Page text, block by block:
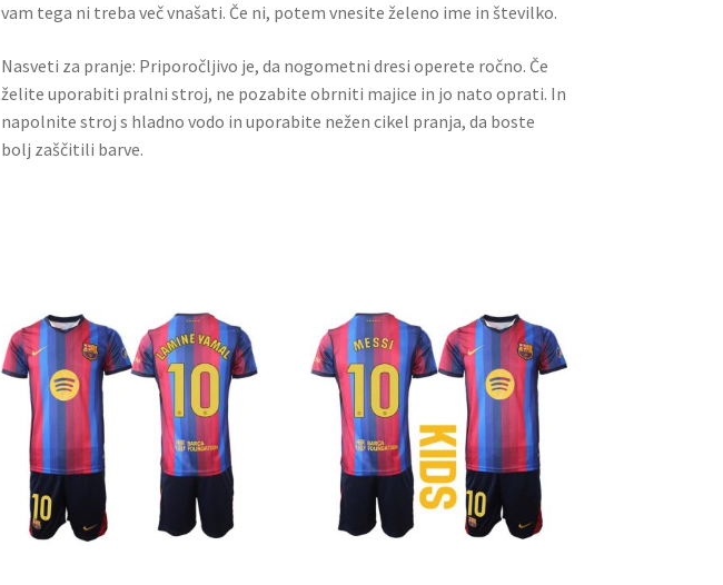
vam tega ni treba več vnašati. Če ni, potem vnesite želeno ime in številko.
Nasveti za pranje: Priporočljivo je, da nogometni dresi operete ročno. Če
želite uporabiti pralni stroj, ne pozabite obrniti majice in jo nato oprati. In
napolnite stroj s hladno vodo in uporabite nežen cikel pranja, da boste
bolj zaščitili barve.